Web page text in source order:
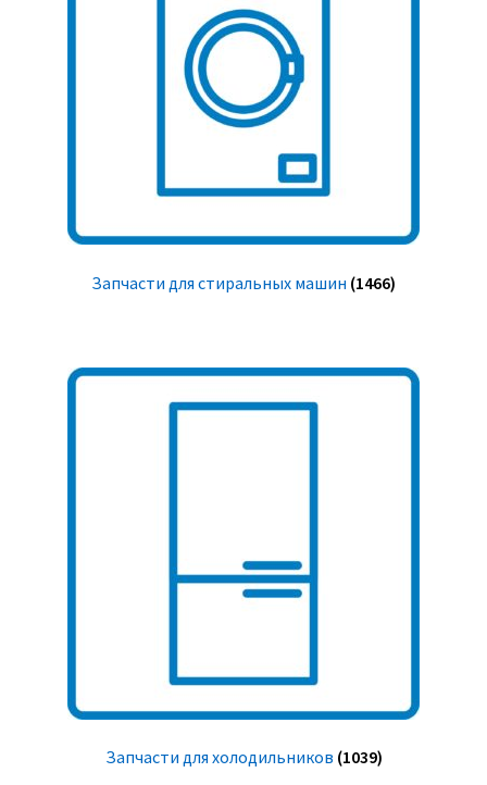
Запчасти для стиральных машин (1466)
Запчасти для холодильников (1039)